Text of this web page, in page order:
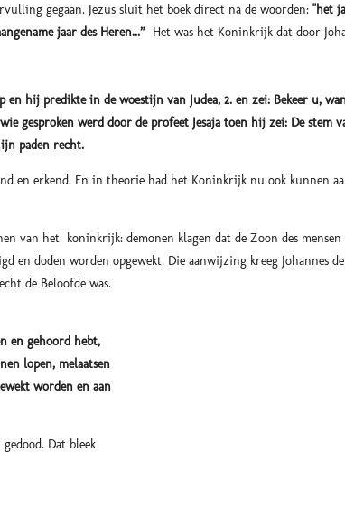
gegaan. Jezus sluit het boek direct na de woorden: "het
jaar des Heren...” Het was het Koninkrijk dat door
en hij predikte in de woestijn van Judea, 2. en zei: Bekeer u,
gesproken werd door de profeet Jesaja toen hij zei: De stem
paden recht.
en erkend. En in theorie had het Koninkrijk nu ook kunnen
van het koninkrijk: demonen klagen dat de Zoon des
en doden worden opgewekt. Die aanwijzing kreeg Johannes
de Beloofde was.
en gehoord hebt,
lopen, melaatsen
worden en aan
Dat bleek